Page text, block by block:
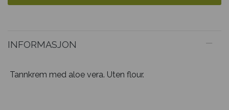
INFORMASJON
Tannkrem med aloe vera. Uten flour.